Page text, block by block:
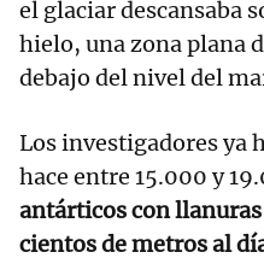
el glaciar descansaba
hielo, una zona plana
debajo del nivel del
Los investigadores ya
hace entre 15.000 y
antárticos con
cientos de metros al